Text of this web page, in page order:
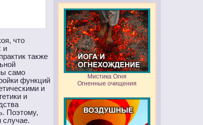
Мистика Огня
Огненные очищения
что
и
также
само
функций
и
и
Поэтому,
случае.